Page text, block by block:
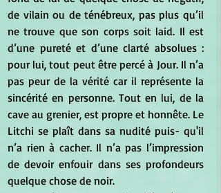
de vilain ou de ténébreux, pas plus qu’il
ne trouve que son corps soit laid. Il est
d’une pureté et d’une clarté absolues :
pour lui, tout peut être percé à Jour. Il n’a
pas peur de la vérité car il représente la
sincérité en personne. Tout en lui, de la
cave au grenier, est propre et honnête. Le
Litchi se plaît dans sa nudité puis- qu'il
n’a rien à cacher. Il n’a pas l’impression
de devoir enfouir dans ses profondeurs
quelque chose de noir.